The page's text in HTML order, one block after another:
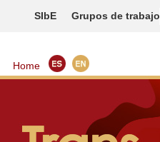
SIbE Grupos de trabajo
Home